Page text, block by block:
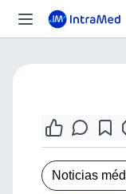
Noticias